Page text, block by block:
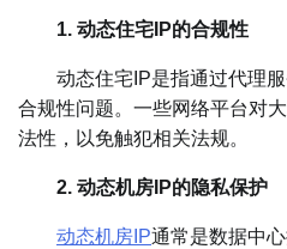
1. 动态住宅IP的合规性
动态住宅IP是指通过代理服
合规性问题。一些网络平台对
法性，以免触犯相关法规。
2. 动态机房IP的隐私保护
动态机房IP通常是数据中